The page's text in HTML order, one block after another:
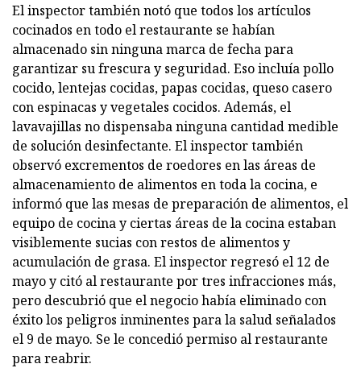
El inspector también notó que todos los artículos
cocinados en todo el restaurante se habían
almacenado sin ninguna marca de fecha para
garantizar su frescura y seguridad. Eso incluía pollo
cocido, lentejas cocidas, papas cocidas, queso casero
con espinacas y vegetales cocidos. Además, el
lavavajillas no dispensaba ninguna cantidad medible
de solución desinfectante. El inspector también
observó excrementos de roedores en las áreas de
almacenamiento de alimentos en toda la cocina, e
informó que las mesas de preparación de alimentos, el
equipo de cocina y ciertas áreas de la cocina estaban
visiblemente sucias con restos de alimentos y
acumulación de grasa. El inspector regresó el 12 de
mayo y citó al restaurante por tres infracciones más,
pero descubrió que el negocio había eliminado con
éxito los peligros inminentes para la salud señalados
el 9 de mayo. Se le concedió permiso al restaurante
para reabrir.